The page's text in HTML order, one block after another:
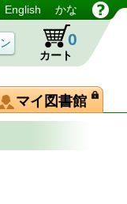
English かな
カート
0
マイ図書館